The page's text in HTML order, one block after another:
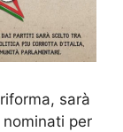
sarà
per